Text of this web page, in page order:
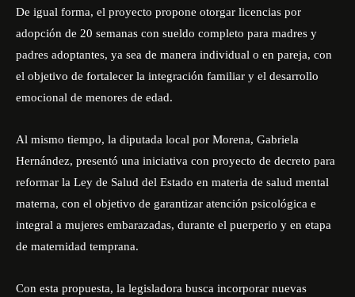
De igual forma, el proyecto propone otorgar licencias por
adopción de 20 semanas con sueldo completo para madres y
padres adoptantes, ya sea de manera individual o en pareja, con
el objetivo de fortalecer la integración familiar y el desarrollo
emocional de menores de edad.
Al mismo tiempo, la diputada local por Morena, Gabriela
Hernández, presentó una iniciativa con proyecto de decreto para
reformar la Ley de Salud del Estado en materia de salud mental
materna, con el objetivo de garantizar atención psicológica e
integral a mujeres embarazadas, durante el puerperio y en etapa
de maternidad temprana.
Con esta propuesta, la legisladora busca incorporar nuevas